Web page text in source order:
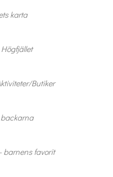
karta
Butiker
barnens favorit